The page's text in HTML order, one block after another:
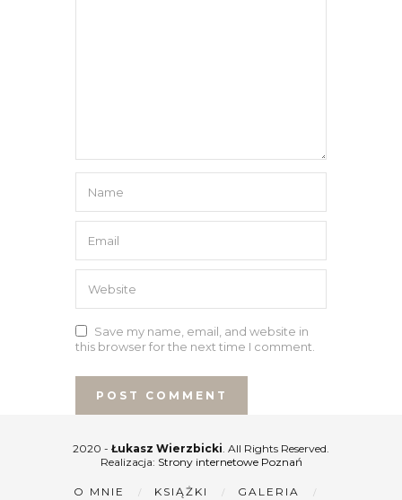
Save my name, email, and website in
this browser for the next time I comment.
2020 - Łukasz Wierzbicki. All Rights Reserved.
Realizacja: Strony internetowe Poznań
O MNIE KSIĄŻKI GALERIA